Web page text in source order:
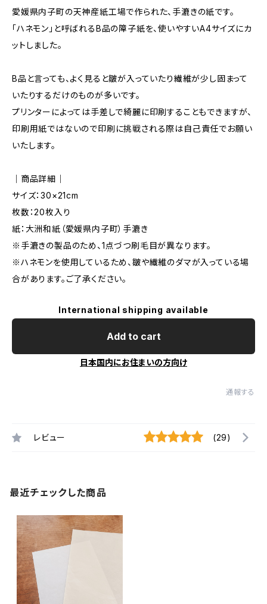
愛媛県内子町の天神産紙工場で作られた、手漉きの紙です。
「ハネモン」と呼ばれるB品の障子紙を、使いやすいA4サイズにカ
ットしました。
B品と言っても、よく見ると皺が入っていたり繊維が少し固まって
いたりするだけのものが多いです。
プリンターによっては手差しで綺麗に印刷することもできますが、
印刷用紙ではないので印刷に挑戦される際は自己責任でお願い
いたします。
｜商品詳細｜
サイズ：30×21cm
枚数：20枚入り
紙：大洲和紙（愛媛県内子町）手漉き
※手漉きの製品のため、1点づつ刷毛目が異なります。
※ハネモンを使用しているため、皺や繊維のダマが入っている場
合があります。ご了承ください。
International shipping available
Add to cart
日本国内にお住まいの方向け
通報する
レビュー (29)
最近チェックした商品